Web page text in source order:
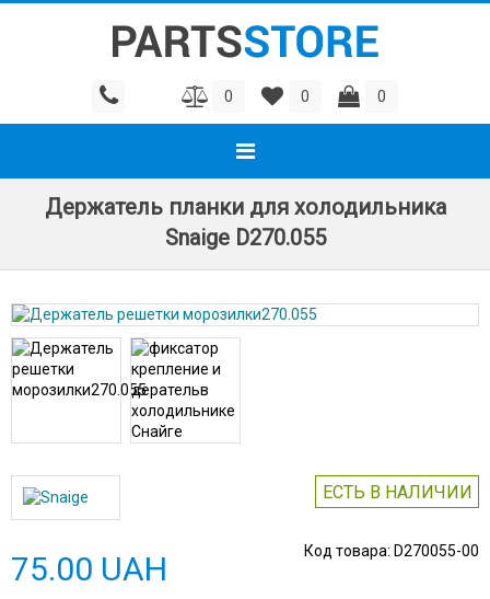
0 0 0
Держатель планки для холодильника
Snaige D270.055
ЕСТЬ В НАЛИЧИИ
Код товара: D270055-00
75.00 UAH